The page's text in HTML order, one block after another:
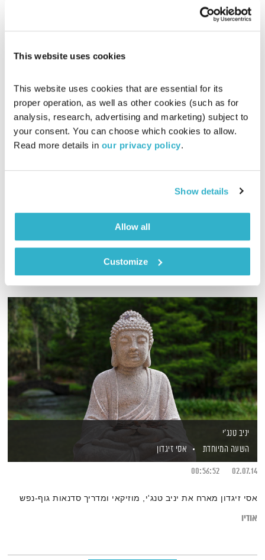
This website uses cookies
This website uses cookies that are essential for its
proper operation, as well as other cookies (such as for
analysis, research, advertising and marketing) subject to
your consent. You can choose which cookies to allow.
Read more details in our privacy policy.
Show details
Allow all
Customize
ואהבת – 10.5.24
שמעון פרנס
שמעון פרנס מרבה אהבה, במיוחד עכשיו. סיפורים ומשלים,
יניב טנג'י
השעה המיוחדת
אסי זיגדון
02.07.14
00:56:52
אסי זיגדון מארח את יניב טנג'י, מוזיקאי ומדריך סדנאות גוף-נפש
אודיו